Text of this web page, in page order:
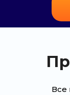
Все